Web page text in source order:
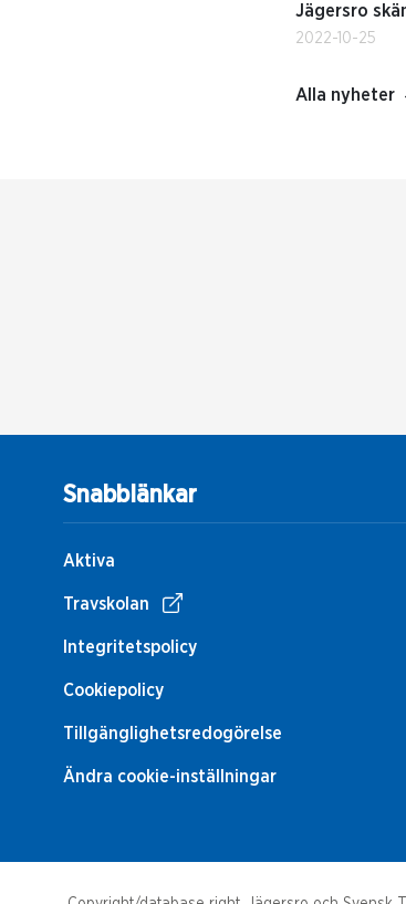
Jägersro
2022-10-25
Alla nyheter
Snabblänkar
Aktiva
Travskolan
Integritetspolicy
Cookiepolicy
Tillgänglighetsredogörelse
Ändra cookie-inställningar